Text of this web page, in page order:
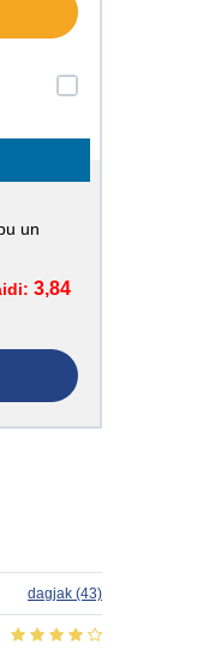
un
3,84
dagjak (43)